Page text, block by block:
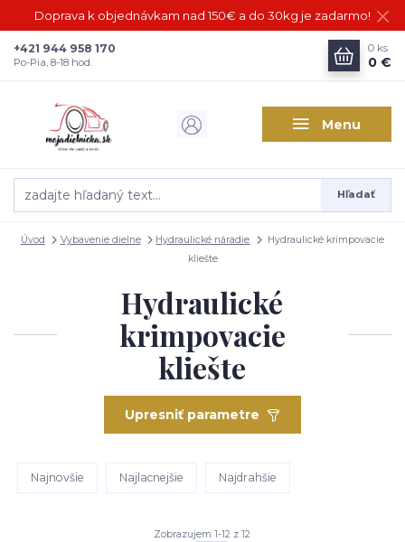
Doprava k objednávkam nad 150€ a do 30kg je zadarmo!
Menu
Hľadať
+421 944 958 170
Po-Pia, 8-18 hod.
0 ks
0 €
Úvod Vybavenie dielne Hydraulické náradie
Hydraulické krimpovacie
kliešte
Hydraulické
krimpovacie
kliešte
Upresniť parametre
Najnovšie Najlacnejšie Najdrahšie
Zobrazujem 1-12 z 12